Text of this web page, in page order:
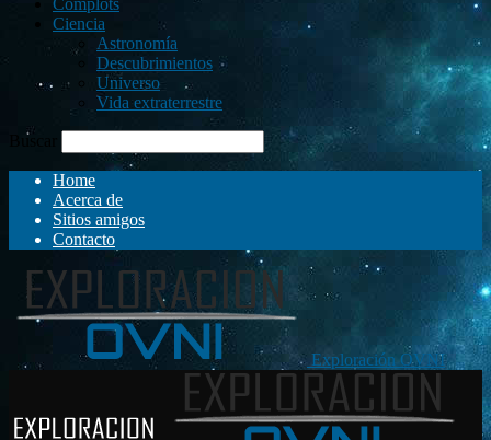
Complots
Ciencia
Astronomía
Descubrimientos
Universo
Vida extraterrestre
Buscar
Home
Acerca de
Sitios amigos
Contacto
Exploración OVNI